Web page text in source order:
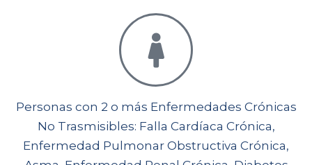
Personas con 2 o más Enfermedades Crónicas
No Trasmisibles: Falla Cardíaca Crónica,
Enfermedad Pulmonar Obstructiva Crónica,